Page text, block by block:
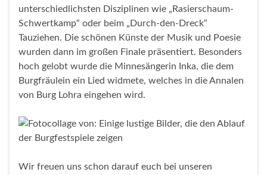
unterschiedlichsten Disziplinen wie „Rasierschaum-
Schwertkamp“ oder beim „Durch-den-Dreck“
Tauziehen. Die schönen Künste der Musik und Poesie
wurden dann im großen Finale präsentiert. Besonders
hoch gelobt wurde die Minnesängerin Inka, die dem
Burgfräulein ein Lied widmete, welches in die Annalen
von Burg Lohra eingehen wird.
Wir freuen uns schon darauf euch bei unseren